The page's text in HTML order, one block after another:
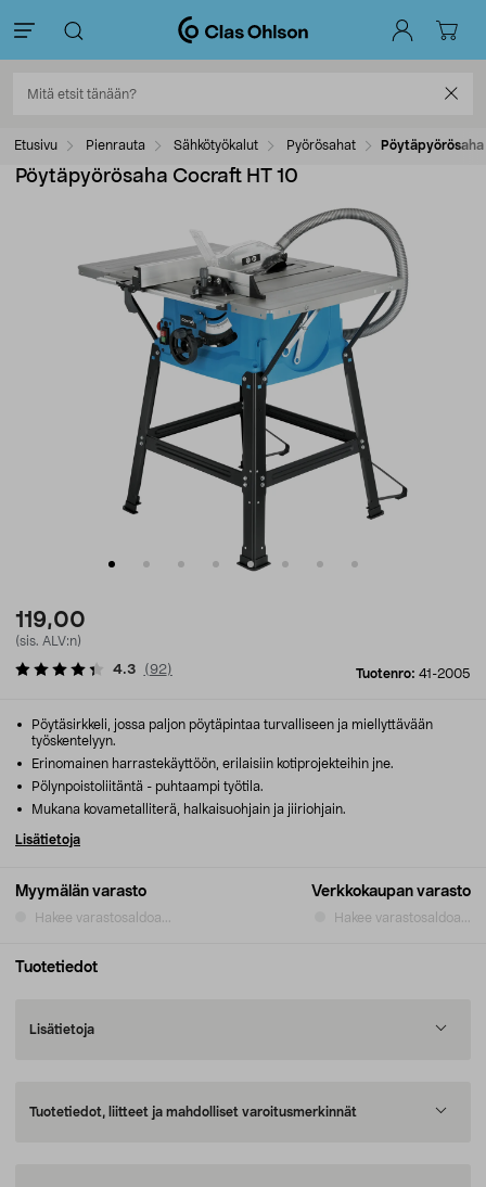
Etusivu Pienrauta Sähkötyökalut Pyörösahat
Pöytäpyörösaha Cocraft HT 10
119,00
(sis. ALV:n)
Tuotenro: 41-2005
4.3 (92)
Myymälän varasto
Hakee varastosaldoa...
Verkkokaupan varasto
Hakee varastosaldoa...
Pöytäsirkkeli, jossa paljon pöytäpintaa turvalliseen ja miellyttävään
työskentelyyn.
Erinomainen harrastekäyttöön, erilaisiin kotiprojekteihin jne.
Pölynpoistoliitäntä - puhtaampi työtila.
Mukana kovametalliterä, halkaisuohjain ja jiiriohjain.
Lisätietoja
Tuotetiedot
Lisätietoja
Tuotetiedot, liitteet ja mahdolliset varoitusmerkinnät